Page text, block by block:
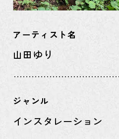
アーティスト名
山田ゆり
ジャンル
インスタレーション